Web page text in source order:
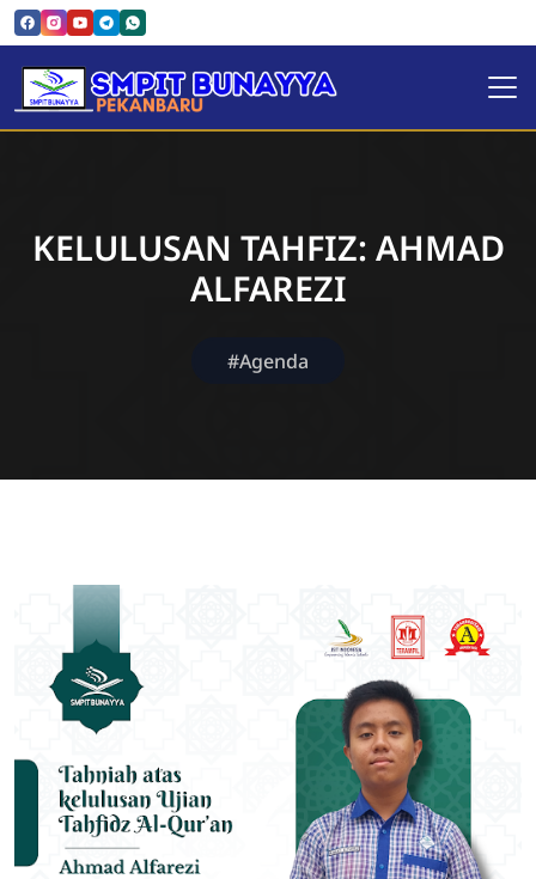
SMPIT Bunayya Pekanbaru
KELULUSAN TAHFIZ: AHMAD
ALFAREZI
#Agenda